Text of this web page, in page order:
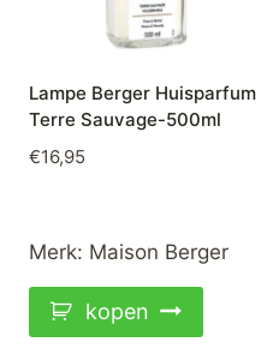
Lampe Berger Huisparfum
Terre Sauvage-500ml
€16,95
Merk: Maison Berger
kopen